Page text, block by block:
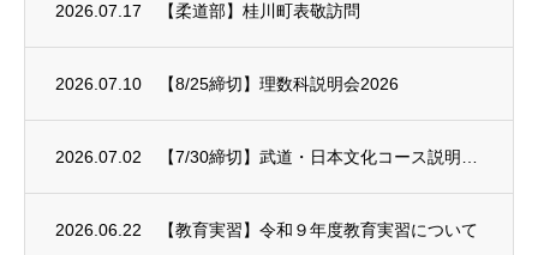
2026.07.17 【柔道部】桂川町表敬訪問
2026.07.10 【8/25締切】理数科説明会2026
2026.07.02
2026.06.22 【教育実習】令和９年度教育実習について